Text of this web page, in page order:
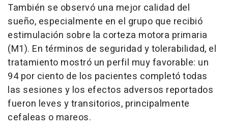
También se observó una mejor calidad del
sueño, especialmente en el grupo que recibió
estimulación sobre la corteza motora primaria
(M1). En términos de seguridad y tolerabilidad, el
tratamiento mostró un perfil muy favorable: un
94 por ciento de los pacientes completó todas
las sesiones y los efectos adversos reportados
fueron leves y transitorios, principalmente
cefaleas o mareos.